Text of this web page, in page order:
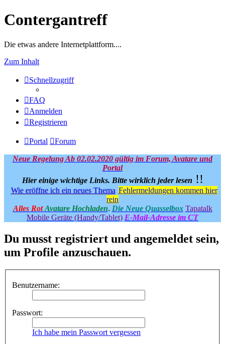
Contergantreff
Die etwas andere Internetplattform....
Zum Inhalt
Schnellzugriff
FAQ
Anmelden
Registrieren
Portal Forum
Neue Regelung Ab 02.02.2020 gültig im Forum, Avatare und
Portal
Hier einige wichtige Links. Bitte wirklich jeder lesen !!
Wie eröffne ich ein neues Thema Fehlermeldungen kommen hier
rein
Alles Rot Avatare Hochladen. Die Neue Quasselbox Tapatalk
Mobile Geräte (Handy/Tablet) E-Mail-Adresse im CT
Du musst registriert und angemeldet sein,
um Profile anzuschauen.
Benutzername:
Passwort:
Ich habe mein Passwort vergessen